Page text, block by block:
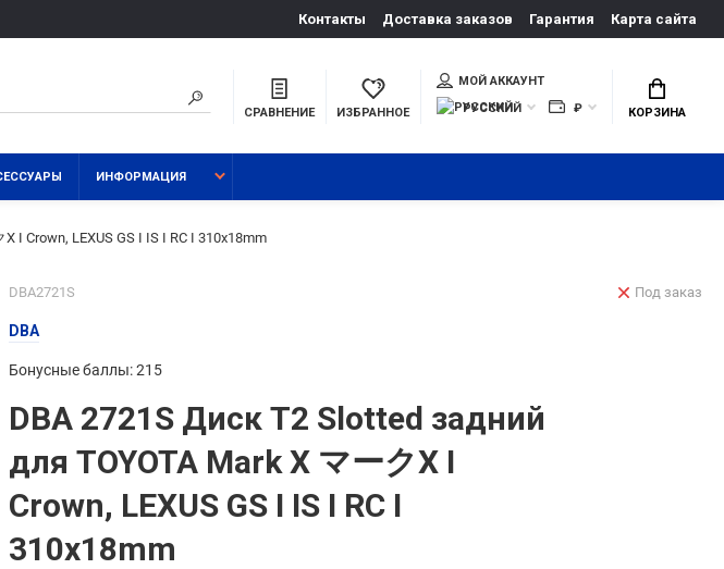
Контакты Доставка заказов Гарантия Карта сайта
СРАВНЕНИЕ ИЗБРАННОЕ
МОЙ АККАУНТ
РУССКИЙ
₽ КОРЗИНА
ИНФОРМАЦИЯ
I Crown, LEXUS GS I IS I RC I 310x18mm
DBA2721S
DBA
Бонусные баллы: 215
DBA 2721S Диск T2 Slotted задний
для TOYOTA Mark X マークX I
Crown, LEXUS GS I IS I RC I
310x18mm
Под заказ